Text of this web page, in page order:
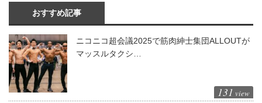
おすすめ記事
ニコニコ超会議2025で筋肉紳士集団ALLOUTが
マッスルタクシ…
131 view